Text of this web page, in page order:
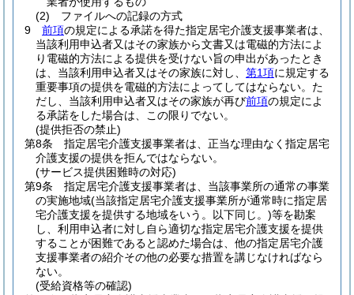
(2)
ファイルへの記録の方式
9
前項の規定による承諾を得た指定居宅介護支援事業者は、
当該利用申込者又はその家族から文書又は電磁的方法によ
り電磁的方法による提供を受けない旨の申出があったとき
は、当該利用申込者又はその家族に対し、 第1項に規定する
重要事項の提供を電磁的方法によってしてはならない。 た
だし、当該利用申込者又はその家族が再び前項の規定によ
る承諾をした場合は、この限りでない。
(提供拒否の禁止)
第8条
指定居宅介護支援事業者は、正当な理由なく指定居宅
介護支援の提供を拒んではならない。
(サービス提供困難時の対応)
第9条
指定居宅介護支援事業者は、当該事業所の通常の事業
の実施地域(当該指定居宅介護支援事業所が通常時に指定居
宅介護支援を提供する地域をいう。以下同じ。)等を勘案
し、利用申込者に対し自ら適切な指定居宅介護支援を提供
することが困難であると認めた場合は、他の指定居宅介護
支援事業者の紹介その他の必要な措置を講じなければなら
ない。
(受給資格等の確認)